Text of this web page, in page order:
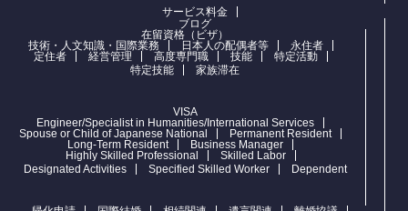
サービス料金
ブログ
在留資格（ビザ）
技術・人文知識・国際業務
日本人の配偶者等
永住者
定住者
経営管理 高度専門職 技能
特定活動
特定技能
家族滞在
VISA
Engineer/Specialist in Humanities/International Services
Spouse or Child of Japanese National
Permanent Resident
Long-Term Resident
Business Manager
Highly Skilled Professional
Skilled Labor
Designated Activities
Specified Skilled Worker Dependent